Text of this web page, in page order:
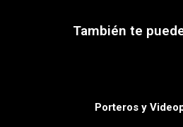
También te
Porteros y